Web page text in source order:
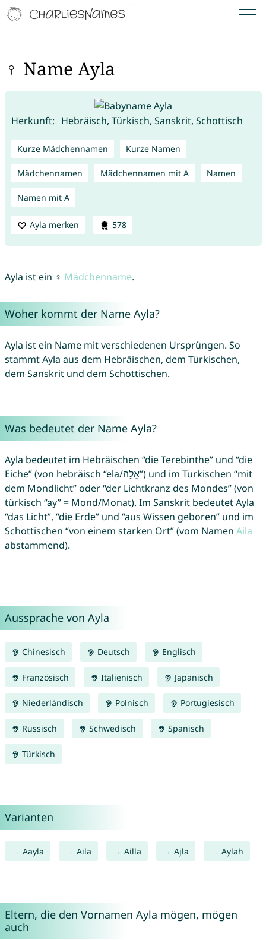
♀ Name Ayla
Herkunft: Hebräisch, Türkisch, Sanskrit, Schottisch
Kurze Mädchennamen Kurze Namen
Mädchennamen Mädchennamen mit A Namen
Namen mit A
Ayla merken 578
Ayla ist ein ♀ Mädchenname.
Woher kommt der Name Ayla?
Ayla ist ein Name mit verschiedenen Ursprüngen. So
stammt Ayla aus dem Hebräischen, dem Türkischen,
dem Sanskrit und dem Schottischen.
Was bedeutet der Name Ayla?
Ayla bedeutet im Hebräischen “die Terebinthe” und “die
Eiche” (von hebräisch “ela/אֵלָה”) und im Türkischen “mit
dem Mondlicht” oder “der Lichtkranz des Mondes” (von
türkisch “ay” = Mond/Monat). Im Sanskrit bedeutet Ayla
“das Licht”, “die Erde” und “aus Wissen geboren” und im
Schottischen “von einem starken Ort” (vom Namen Aila
abstammend).
Aussprache von Ayla
Chinesisch Deutsch Englisch
Französisch Italienisch Japanisch
Niederländisch Polnisch Portugiesisch
Russisch Schwedisch Spanisch
Türkisch
Varianten
Aayla Aila Ailla Ajla Aylah
Eltern, die den Vornamen Ayla mögen, mögen
auch